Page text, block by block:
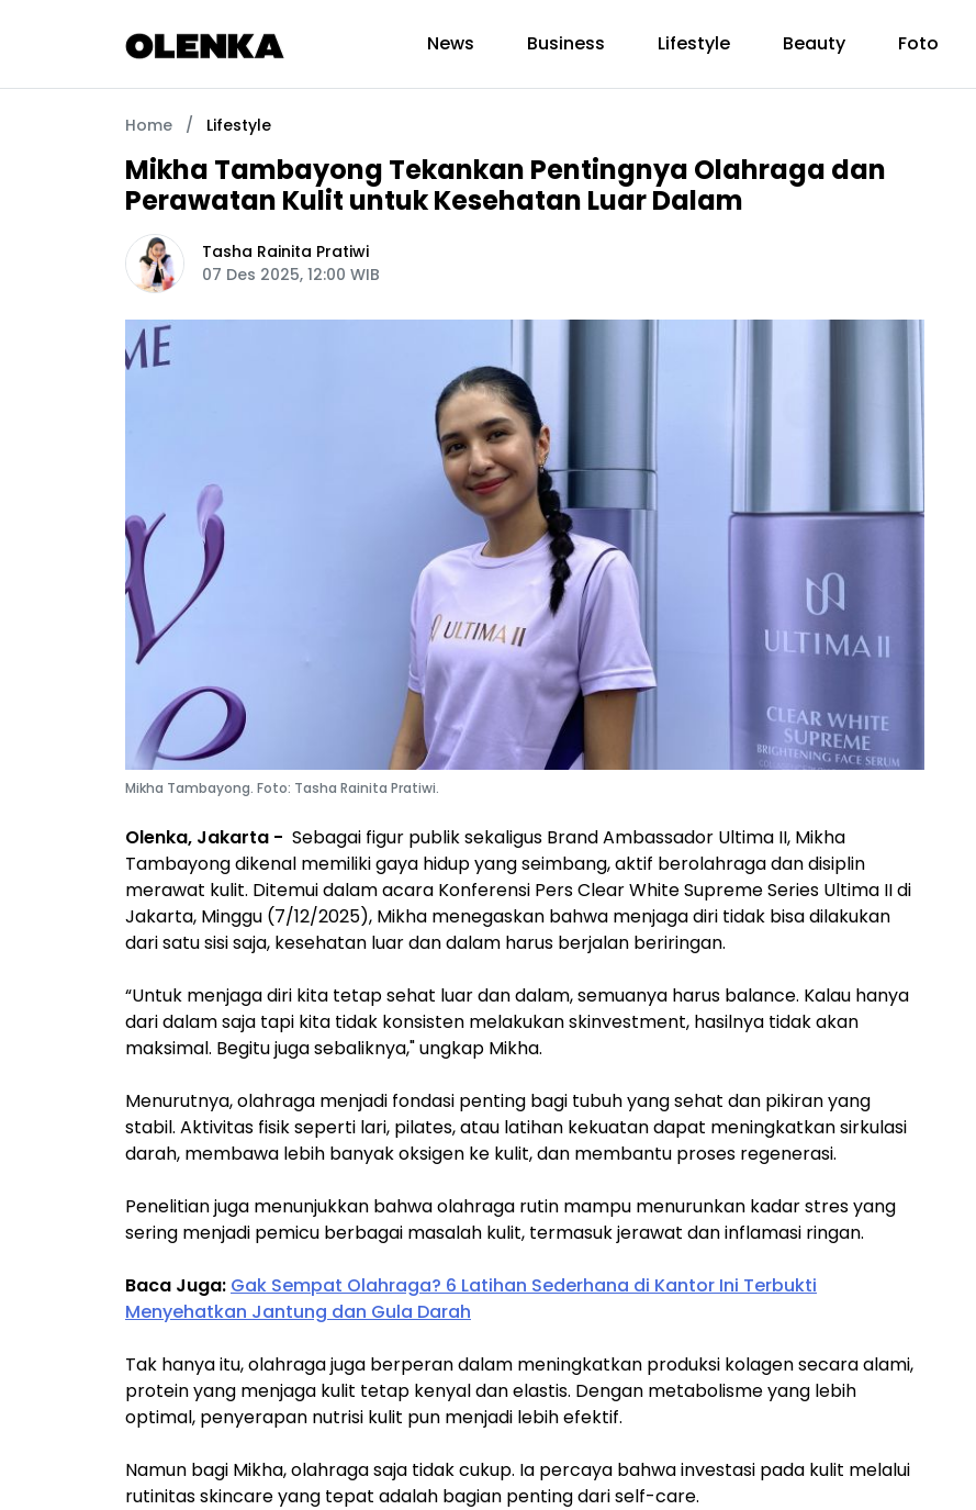
News Business Lifestyle Beauty Foto
Home / Lifestyle
Mikha Tambayong Tekankan Pentingnya Olahraga dan
Perawatan Kulit untuk Kesehatan Luar Dalam
Tasha Rainita Pratiwi
07 Des 2025, 12:00 WIB
Mikha Tambayong. Foto: Tasha Rainita Pratiwi.
Olenka, Jakarta - Sebagai figur publik sekaligus Brand Ambassador Ultima II, Mikha
Tambayong dikenal memiliki gaya hidup yang seimbang, aktif berolahraga dan disiplin
merawat kulit. Ditemui dalam acara Konferensi Pers Clear White Supreme Series Ultima II di
Jakarta, Minggu (7/12/2025), Mikha menegaskan bahwa menjaga diri tidak bisa dilakukan
dari satu sisi saja, kesehatan luar dan dalam harus berjalan beriringan.
“Untuk menjaga diri kita tetap sehat luar dan dalam, semuanya harus balance. Kalau hanya
dari dalam saja tapi kita tidak konsisten melakukan skinvestment, hasilnya tidak akan
maksimal. Begitu juga sebaliknya," ungkap Mikha.
Menurutnya, olahraga menjadi fondasi penting bagi tubuh yang sehat dan pikiran yang
stabil. Aktivitas fisik seperti lari, pilates, atau latihan kekuatan dapat meningkatkan sirkulasi
darah, membawa lebih banyak oksigen ke kulit, dan membantu proses regenerasi.
Penelitian juga menunjukkan bahwa olahraga rutin mampu menurunkan kadar stres yang
sering menjadi pemicu berbagai masalah kulit, termasuk jerawat dan inflamasi ringan.
Baca Juga: Gak Sempat Olahraga? 6 Latihan Sederhana di Kantor Ini Terbukti
Menyehatkan Jantung dan Gula Darah
Tak hanya itu, olahraga juga berperan dalam meningkatkan produksi kolagen secara alami,
protein yang menjaga kulit tetap kenyal dan elastis. Dengan metabolisme yang lebih
optimal, penyerapan nutrisi kulit pun menjadi lebih efektif.
Namun bagi Mikha, olahraga saja tidak cukup. Ia percaya bahwa investasi pada kulit melalui
rutinitas skincare yang tepat adalah bagian penting dari self-care.